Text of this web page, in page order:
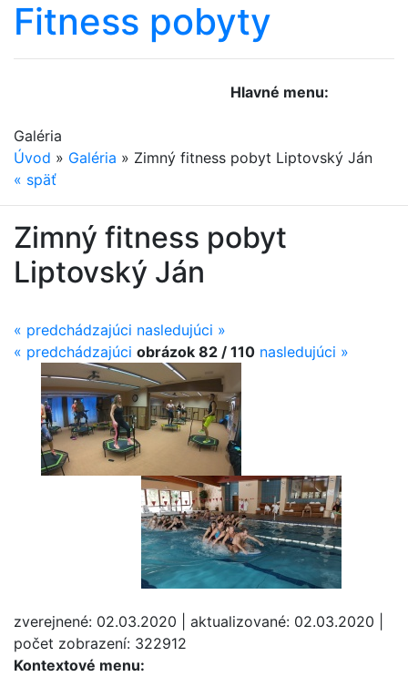
Fitness pobyty
Hlavné menu:
Galéria
Úvod » Galéria » Zimný fitness pobyt Liptovský Ján
« späť
Kontextové menu:
Zimný fitness pobyt
Liptovský Ján
« predchádzajúci nasledujúci »
« predchádzajúci obrázok 82 / 110 nasledujúci »
zverejnené: 02.03.2020 | aktualizované: 02.03.2020 |
počet zobrazení: 322912